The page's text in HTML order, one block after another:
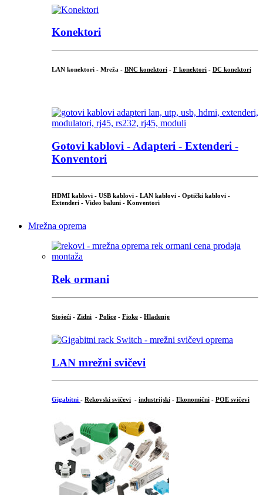
Konektori
LAN konektori - Mreža - BNC konektori - F konektori - DC konektori
Gotovi kablovi - Adapteri - Extenderi -
Konventori
HDMI kablovi - USB kablovi - LAN kablovi - Optički kablovi -
Extenderi - Video baluni - Konventori
Mrežna oprema
Rek ormani
Stojeći - Zidni - Police - Fioke - Hlađenje
LAN mrežni svičevi
Gigabitni - Rekovski svičevi - industrijski - Ekonomični - POE svičevi